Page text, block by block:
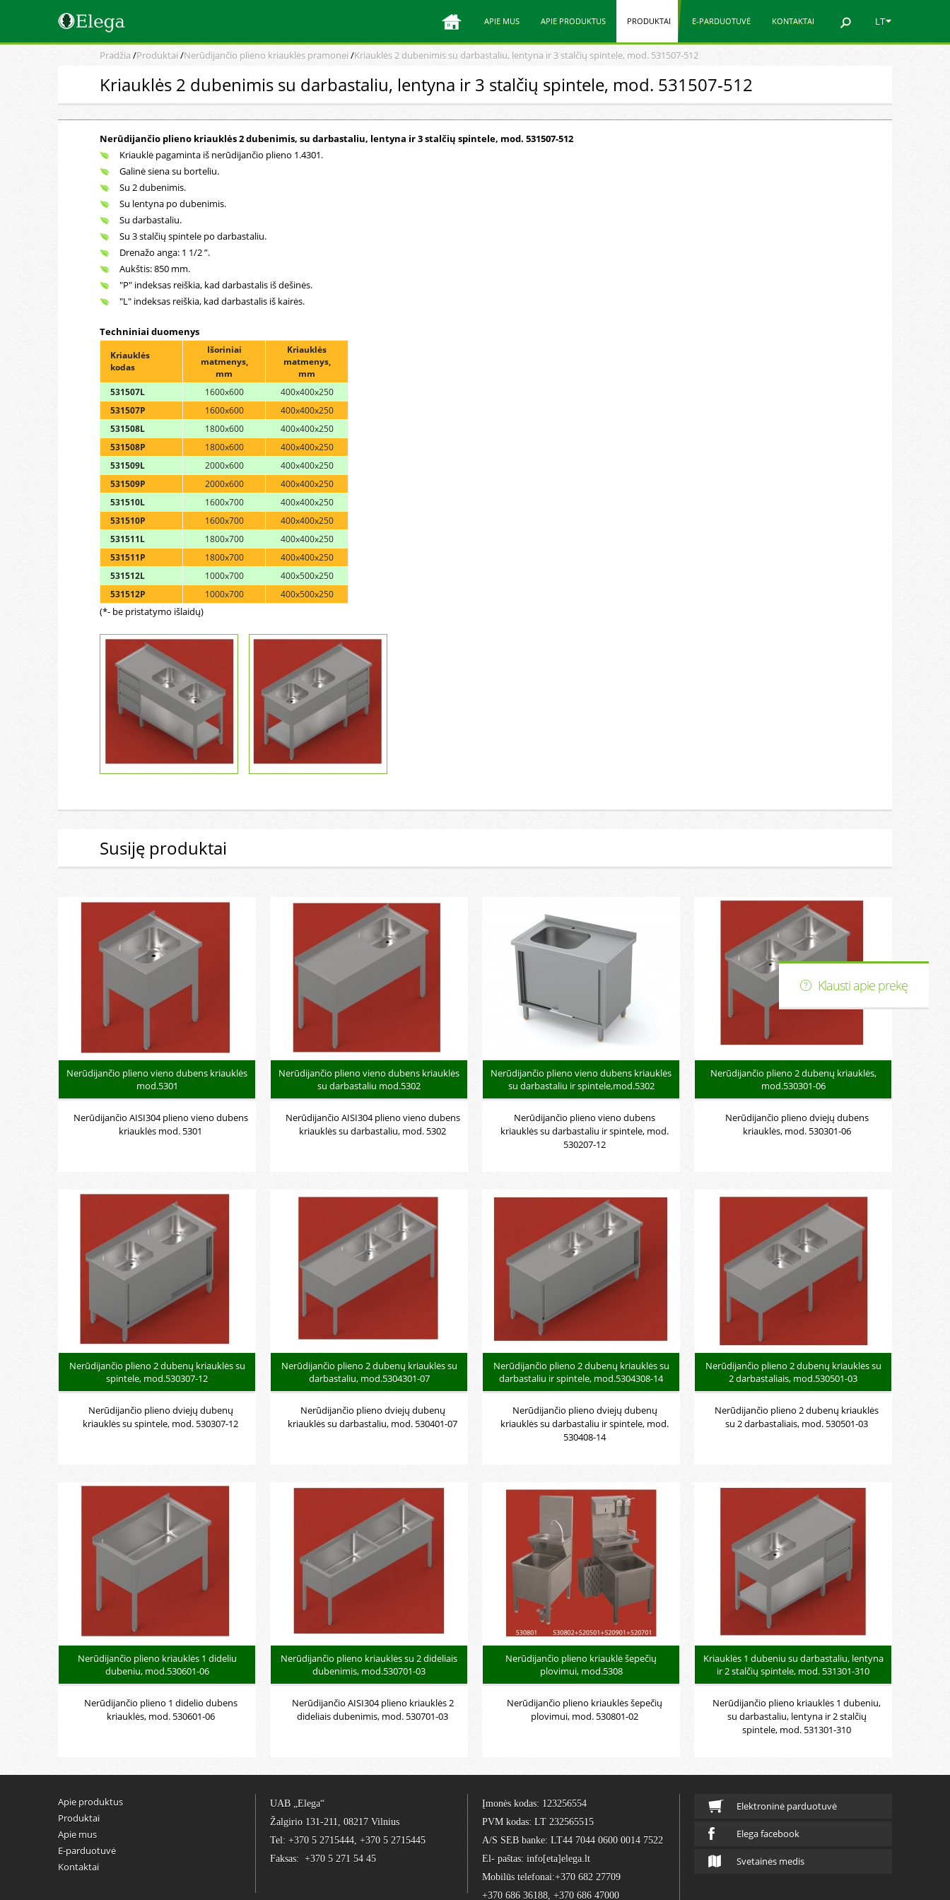
LT
APIE MUS APIE PRODUKTUS PRODUKTAI E-PARDUOTUVĖ KONTAKTAI
Pradžia /Produktai /Nerūdijančio plieno kriauklės pramonei /Kriauklės 2 dubenimis su darbastaliu, lentyna ir 3 stalčių spintele, mod. 531507-512
Kriauklės 2 dubenimis su darbastaliu, lentyna ir 3 stalčių spintele, mod. 531507-512
Klausti apie prekę
mod. 531507-512
Nerūdijančio plieno kriauklės 2 dubenimis, su darbastaliu, lentyna ir 3 stalčių spintele, mod. 531507-512
Kriauklė pagaminta iš nerūdijančio plieno 1.4301.
Galinė siena su borteliu.
Su 2 dubenimis.
Su lentyna po dubenimis.
Su darbastaliu.
Su 3 stalčių spintele po darbastaliu.
Drenažo anga: 1 1/2 ”.
Aukštis: 850 mm.
"P" indeksas reiškia, kad darbastalis iš dešinės.
"L" indeksas reiškia, kad darbastalis iš kairės.
Techniniai duomenys
Kriauklės
kodas
Išoriniai
matmenys,
mm
Kriauklės
matmenys,
mm
531507L
1600x600
400x400x250
531507P
1600x600
400x400x250
531508L
1800x600
400x400x250
531508P
1800x600
400x400x250
531509L
2000x600
400x400x250
531509P
2000x600
400x400x250
531510L
1600x700
400x400x250
531510P
1600x700
400x400x250
531511L
1800x700
400x400x250
531511P
1800x700
400x400x250
531512L
1000x700
400x500x250
531512P
1000x700 400x500x250
(*- be pristatymo išlaidų)
Susiję produktai
Nerūdijančio plieno vieno dubens kriauklės
mod.5301
Nerūdijančio AISI304 plieno vieno dubens
kriauklės mod. 5301
Nerūdijančio plieno vieno dubens kriauklės
su darbastaliu mod.5302
Nerūdijančio AISI304 plieno vieno dubens
kriauklės su darbastaliu, mod. 5302
Nerūdijančio plieno vieno dubens kriauklės
su darbastaliu ir spintele,mod.5302
Nerūdijančio plieno vieno dubens
kriauklės su darbastaliu ir spintele, mod.
530207-12
Nerūdijančio plieno 2 dubenų kriauklės,
mod.530301-06
Nerūdijančio plieno dviejų dubens
kriauklės, mod. 530301-06
Nerūdijančio plieno 2 dubenų kriauklės su
spintele, mod.530307-12
Nerūdijančio plieno dviejų dubenų
kriauklės su spintele, mod. 530307-12
Nerūdijančio plieno 2 dubenų kriauklės su
darbastaliu, mod.5304301-07
Nerūdijančio plieno dviejų dubenų
kriauklės su darbastaliu, mod. 530401-07
Nerūdijančio plieno 2 dubenų kriauklės su
darbastaliu ir spintele, mod.5304308-14
Nerūdijančio plieno dviejų dubenų
kriauklės su darbastaliu ir spintele, mod.
530408-14
Nerūdijančio plieno 2 dubenų kriauklės su
2 darbastaliais, mod.530501-03
Nerūdijančio plieno 2 dubenų kriauklės
su 2 darbastaliais, mod. 530501-03
Nerūdijančio plieno kriauklės 1 dideliu
dubeniu, mod.530601-06
Nerūdijančio plieno 1 didelio dubens
kriauklės, mod. 530601-06
Nerūdijančio plieno kriauklės su 2 dideliais
dubenimis, mod.530701-03
Nerūdijančio AISI304 plieno kriauklės 2
dideliais dubenimis, mod. 530701-03
Nerūdijančio plieno kriauklė šepečių
plovimui, mod.5308
Nerūdijančio plieno kriauklės šepečių
plovimui, mod. 530801-02
Kriauklės 1 dubeniu su darbastaliu, lentyna
ir 2 stalčių spintele, mod. 531301-310
Nerūdijančio plieno kriauklės 1 dubeniu,
su darbastaliu, lentyna ir 2 stalčių
spintele, mod. 531301-310
Apie produktus
Produktai
Apie mus
E-parduotuvė
Kontaktai
UAB „Elega“
Žalgirio 131-211, 08217 Vilnius
Tel: +370 5 2715444, +370 5 2715445
Faksas: +370 5 271 54 45
Įmonės kodas: 123256554
PVM kodas: LT 232565515
A/S SEB banke: LT44 7044 0600 0014 7522
El- paštas: info[eta]elega.lt
Mobilūs telefonai:+370 682 27709
+370 686 36188, +370 686 47000
Elektroninė parduotuvė
Elega facebook
Svetainės medis